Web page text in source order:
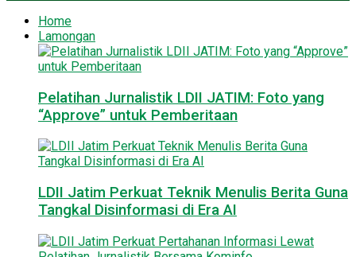
Home
Lamongan
Pelatihan Jurnalistik LDII JATIM: Foto yang
“Approve” untuk Pemberitaan
LDII Jatim Perkuat Teknik Menulis Berita Guna
Tangkal Disinformasi di Era AI